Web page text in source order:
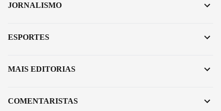
JORNALISMO
ESPORTES
MAIS EDITORIAS
COMENTARISTAS